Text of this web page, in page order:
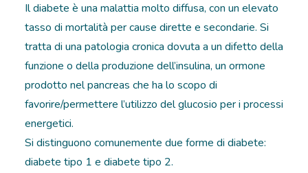
I NOSTRI MEDICI
DIAGNOSI E CURA
RICOVERI
PATOLOGIE
NEWS
Il diabete è una malattia molto diffusa, con un elevato
tasso di mortalità per cause dirette e secondarie. Si
tratta di una patologia cronica dovuta a un difetto della
funzione o della produzione dell’insulina, un ormone
prodotto nel pancreas che ha lo scopo di
favorire/permettere l’utilizzo del glucosio per i processi
energetici.
Si distinguono comunemente due forme di diabete:
diabete tipo 1 e diabete tipo 2.